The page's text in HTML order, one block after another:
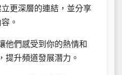
更深層的連結，並分享
。
他們感受到你的熱情和
提升頻道發展潛力。